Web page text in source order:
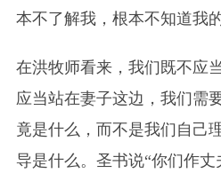
本不了解我，根本不知道我
在洪牧师看来，我们既不应
应当站在妻子这边，我们需
竟是什么，而不是我们自己
导是什么。圣书说“你们作